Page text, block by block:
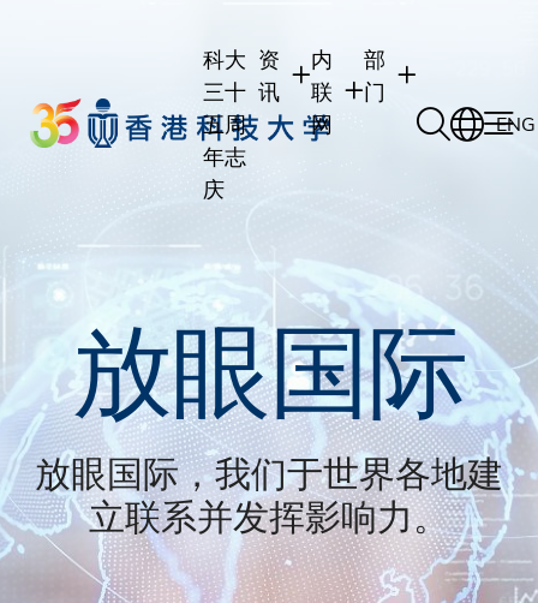
科大
三十
五周
年志
庆
资
讯
校友
传媒
公众
内
联
网
职员行政内联网
校友内联网
部
门
行政部门
社交平台及应用程
式
ENG
放眼国际
放眼国际，我们于世界各地建
立联系并发挥影响力。